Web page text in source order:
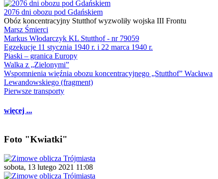
2076 dni obozu pod Gdańskiem
Obóz koncentracyjny Stutthof wyzwoliły wojska III Frontu
Marsz Śmierci
Markus Włodarczyk KL Stutthof - nr 79059
Egzekucje 11 stycznia 1940 r. i 22 marca 1940 r.
Piaski – granica Europy
Walka z „Zielonymi”
Wspomnienia więźnia obozu koncentracyjnego „Stutthof” Wacława
Lewandowskiego (fragment)
Pierwsze transporty
więcej ...
Foto "Kwiatki"
sobota, 13 lutego 2021 11:08